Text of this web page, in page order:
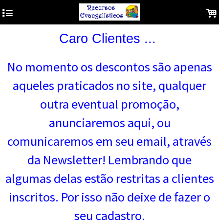
4 .
Caro Clientes ...
No momento os descontos são apenas
aqueles praticados no site, qualquer
outra eventual promoção,
anunciaremos aqui, ou
comunicaremos em seu email, através
da Newsletter! Lembrando que
algumas delas estão restritas a clientes
inscritos. Por isso não deixe de fazer o
seu cadastro.